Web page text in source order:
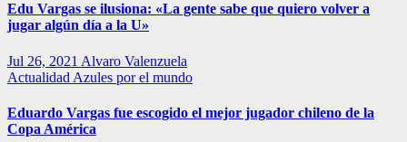
Edu Vargas se ilusiona: «La gente sabe que quiero volver a
jugar algún día a la U»
Jul 26, 2021 Alvaro Valenzuela
Actualidad Azules por el mundo
Eduardo Vargas fue escogido el mejor jugador chileno de la
Copa América